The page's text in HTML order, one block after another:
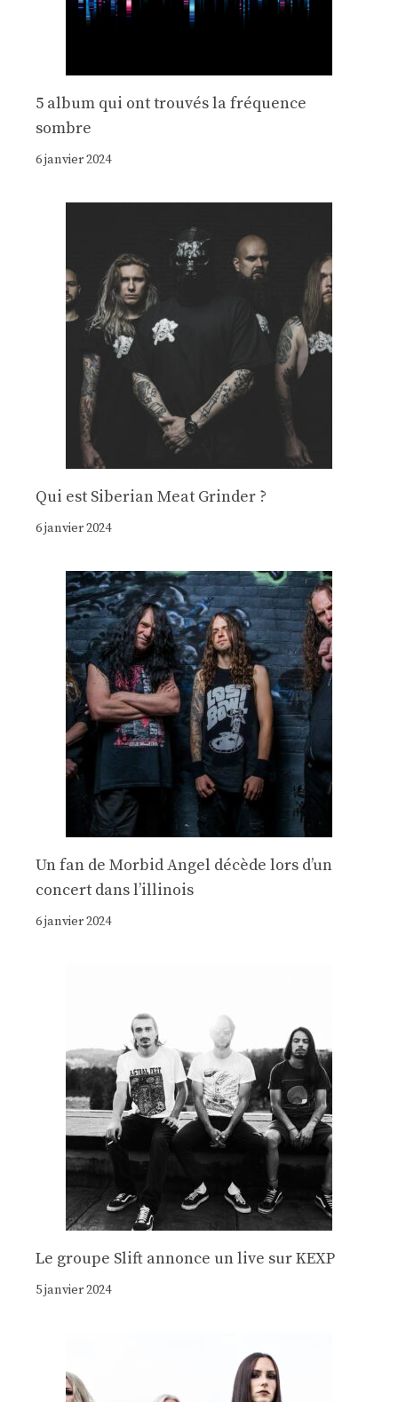
5 album qui ont trouvés la fréquence
sombre
6 janvier 2024
Qui est Siberian Meat Grinder ?
6 janvier 2024
Un fan de Morbid Angel décède lors d’un
concert dans l’illinois
6 janvier 2024
Le groupe Slift annonce un live sur KEXP
5 janvier 2024